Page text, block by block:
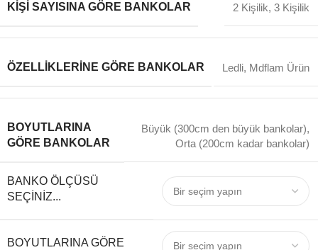
KIŞI SAYISINA GÖRE BANKOLAR 2 Kişilik, 3 Kişilik
ÖZELLIKLERINE GÖRE BANKOLAR Ledli, Mdflam Ürün
BOYUTLARINA
GÖRE BANKOLAR
Büyük (300cm den büyük bankolar),
Orta (200cm kadar bankolar)
BANKO ÖLÇÜSÜ
SEÇINIZ...
BOYUTLARINA GÖRE